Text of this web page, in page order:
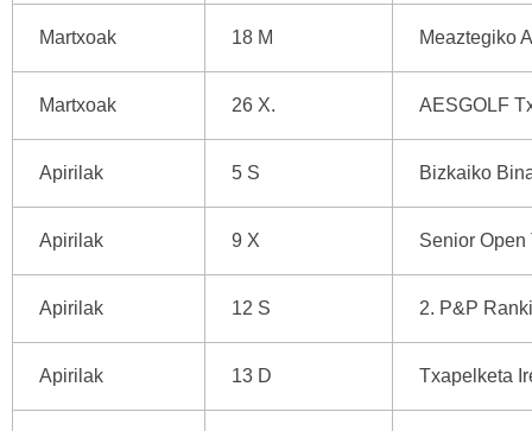
Martxoak 18 M Meaztegiko
Martxoak 26 X. AESGOLF
Apirilak 5 S Bizkaiko
Apirilak 9 X Senior
Apirilak 12 S 2. P&P
Apirilak 13 D Txapelketa